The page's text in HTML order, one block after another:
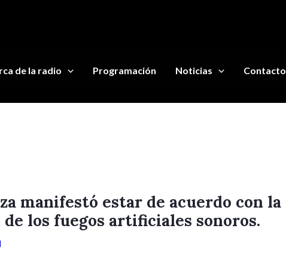
de la radio Programación Noticias Contacto
manifestó estar de acuerdo con la
los fuegos artificiales sonoros.